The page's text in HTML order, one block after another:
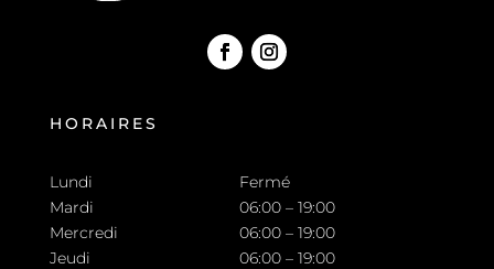
HORAIRES
Lundi
Mardi
Mercredi
Jeudi
Fermé
06:00 – 19:00
06:00 – 19:00
06:00 – 19:00